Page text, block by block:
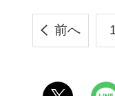
前へ